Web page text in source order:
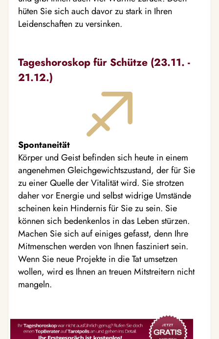
hüten Sie sich auch davor zu stark in Ihren
Leidenschaften zu versinken.
Tageshoroskop für Schütze (23.11. -
21.12.)
Spontaneität
Körper und Geist befinden sich heute in einem
angenehmen Gleichgewichtszustand, der für Sie
zu einer Quelle der Vitalität wird. Sie strotzen
daher vor Energie und selbst widrige Umstände
scheinen kein Hindernis für Sie zu sein. Sie
können sich bedenkenlos in das Leben stürzen.
Machen Sie sich auf einiges gefasst, denn Ihre
Mitmenschen werden von Ihnen fasziniert sein.
Wenn Sie neue Projekte in die Tat umsetzen
wollen, wird es Ihnen an treuen Mitstreitern nicht
mangeln.